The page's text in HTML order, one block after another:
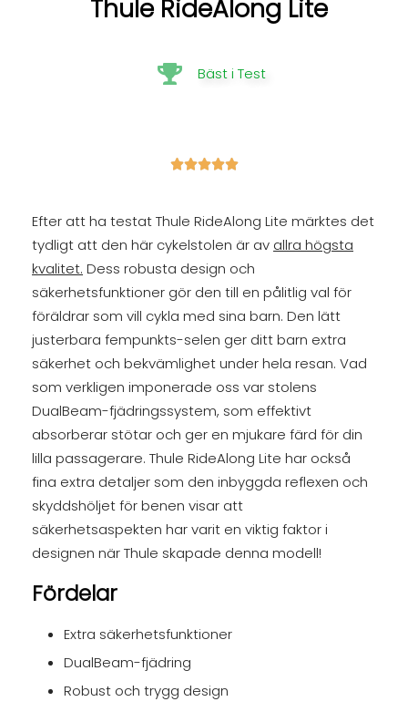
Thule RideAlong Lite
Bäst i Test

Efter att ha testat Thule RideAlong Lite märktes det
tydligt att den här cykelstolen är av allra högsta
kvalitet. Dess robusta design och
säkerhetsfunktioner gör den till en pålitlig val för
föräldrar som vill cykla med sina barn. Den lätt
justerbara fempunkts-selen ger ditt barn extra
säkerhet och bekvämlighet under hela resan. Vad
som verkligen imponerade oss var stolens
DualBeam-fjädringssystem, som effektivt
absorberar stötar och ger en mjukare färd för din
lilla passagerare. Thule RideAlong Lite har också
fina extra detaljer som den inbyggda reflexen och
skyddshöljet för benen visar att
säkerhetsaspekten har varit en viktig faktor i
designen när Thule skapade denna modell!
Fördelar
Extra säkerhetsfunktioner
DualBeam-fjädring
Robust och trygg design